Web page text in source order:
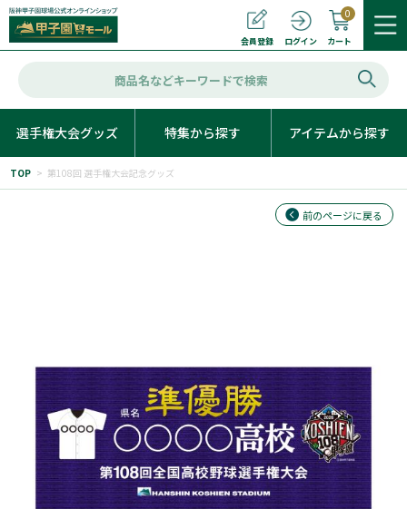
会員登録 ログイン カート
0
選手権大会グッズ 特集から探す アイテムから探す
TOP > 第108回 選手権大会記念グッズ
前のページに戻る